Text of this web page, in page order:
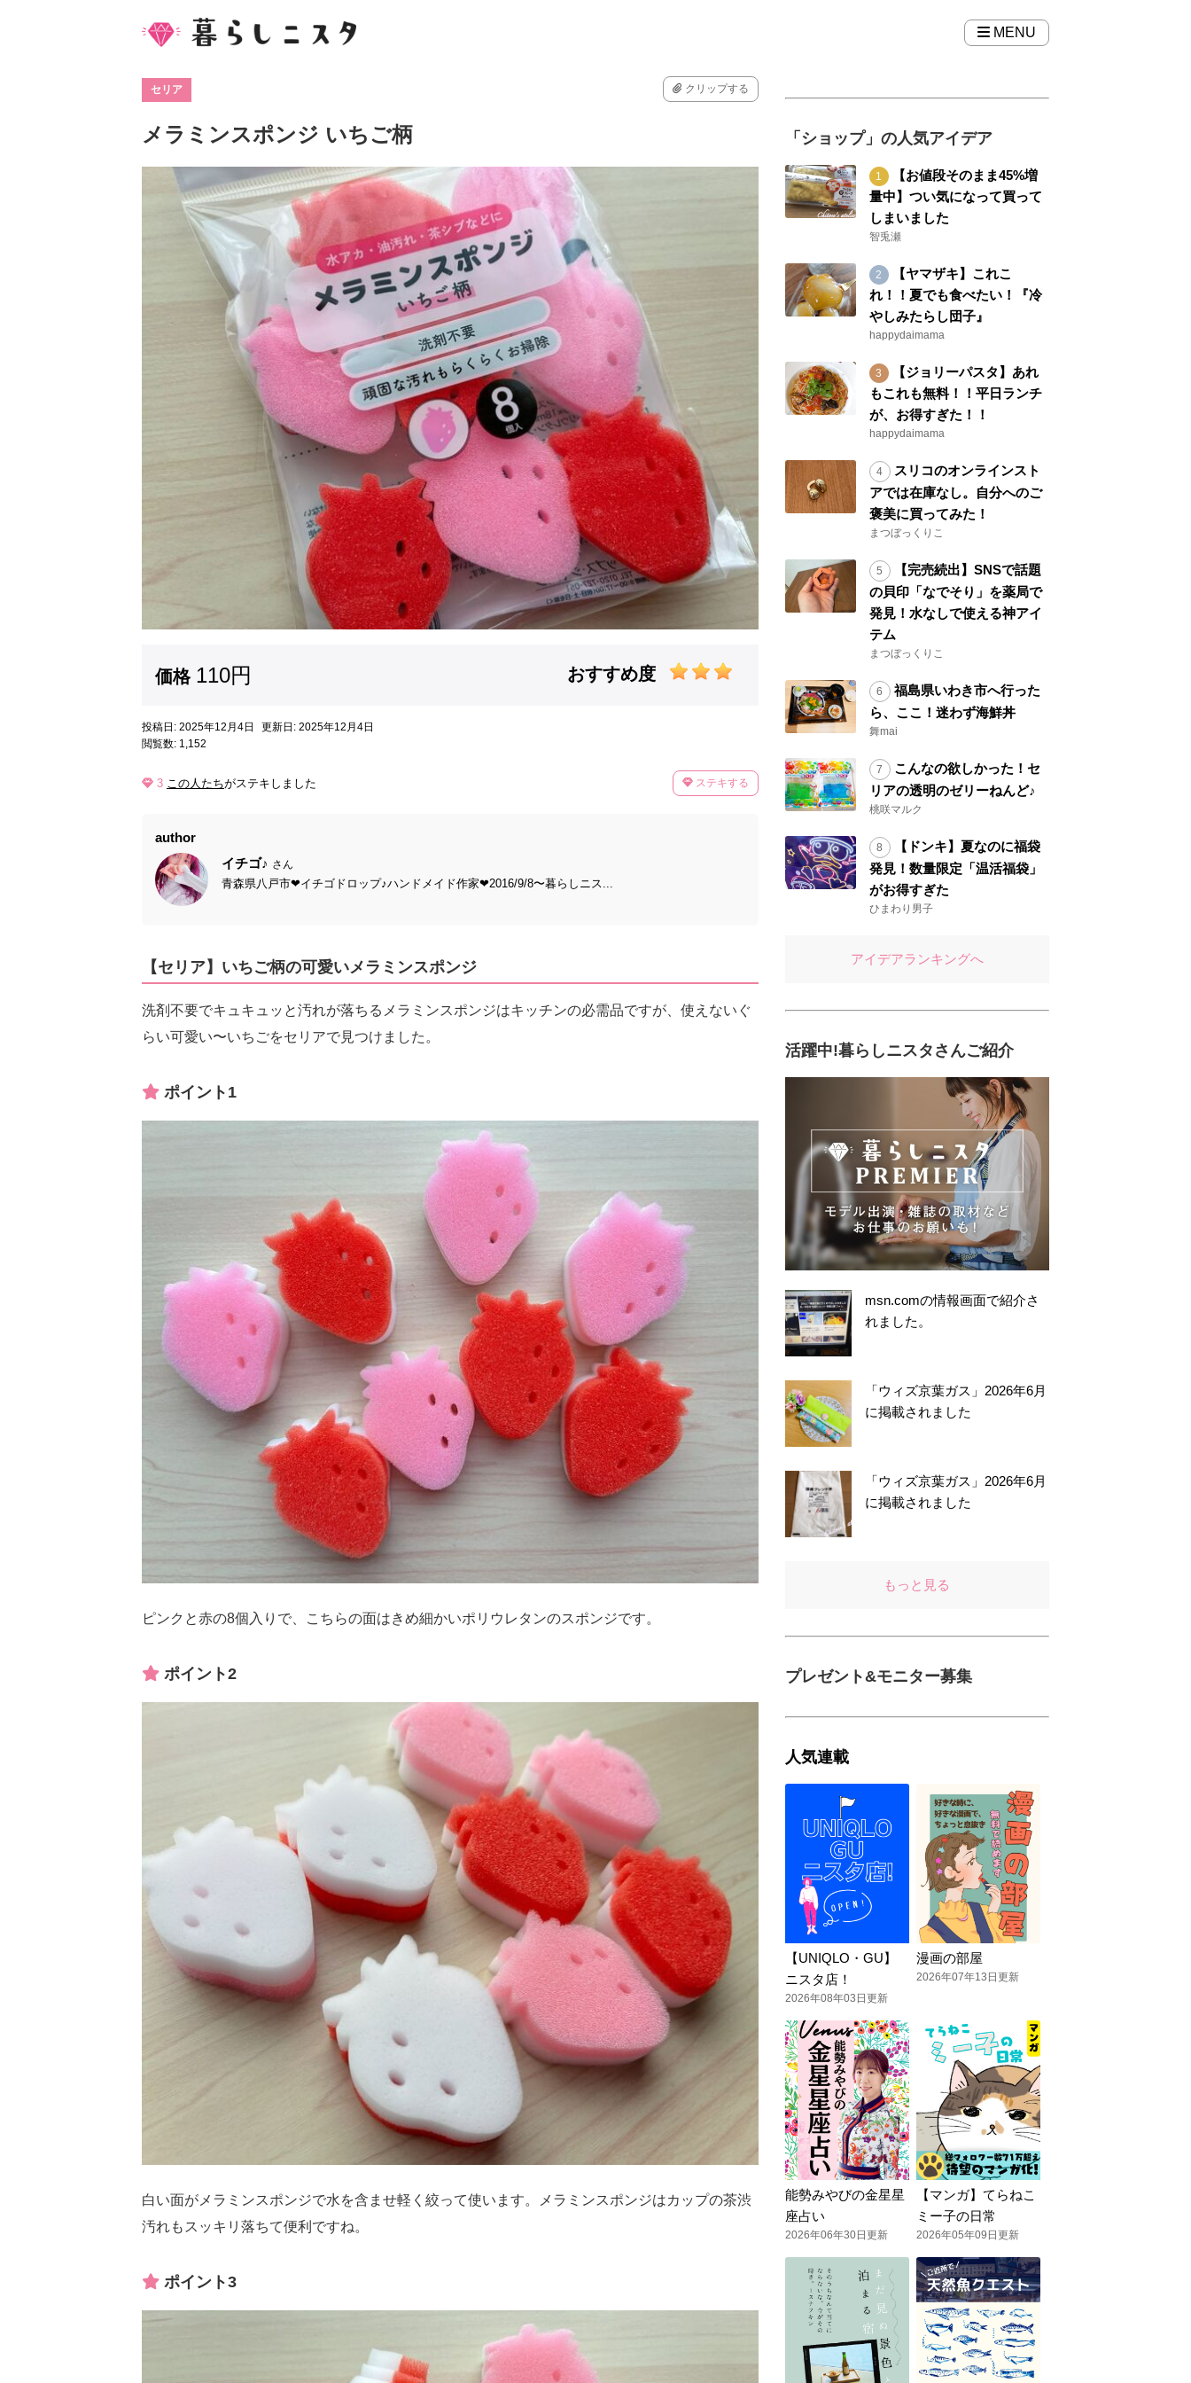
MENU
セリア クリップする
メラミンスポンジ いちご柄
価格 110円 おすすめ度
投稿日: 2025年12月4日
更新日: 2025年12月4日
閲覧数: 1,152
3 この人たちがステキしました ステキする
author
イチゴ♪ さん
青森県八戸市❤︎イチゴドロップ♪ハンドメイド作家❤︎2016/9/8〜暮らしニス...
【セリア】いちご柄の可愛いメラミンスポンジ
洗剤不要でキュキュッと汚れが落ちるメラミンスポンジはキッチンの必需品ですが、使えないぐ
らい可愛い〜いちごをセリアで見つけました。
ポイント1
ピンクと赤の8個入りで、こちらの面はきめ細かいポリウレタンのスポンジです。
ポイント2
白い面がメラミンスポンジで水を含ませ軽く絞って使います。メラミンスポンジはカップの茶渋
汚れもスッキリ落ちて便利ですね。
ポイント3
「ショップ」の人気アイデア
【お値段そのまま45%増
量中】つい気になって買って
しまいました
智兎瀬
【ヤマザキ】これこ
れ！！夏でも食べたい！『冷
やしみたらし団子』
happydaimama
【ジョリーパスタ】あれ
もこれも無料！！平日ランチ
が、お得すぎた！！
happydaimama
スリコのオンラインスト
アでは在庫なし。自分へのご
褒美に買ってみた！
まつぼっくりこ
【完売続出】SNSで話題
の貝印「なでそり」を薬局で
発見！水なしで使える神アイ
テム
まつぼっくりこ
福島県いわき市へ行った
ら、ここ！迷わず海鮮丼
舞mai
こんなの欲しかった！セ
リアの透明のゼリーねんど♪
桃咲マルク
【ドンキ】夏なのに福袋
発見！数量限定「温活福袋」
がお得すぎた
ひまわり男子
アイデアランキングへ
活躍中!暮らしニスタさんご紹介
msn.comの情報画面で紹介さ
れました。
「ウィズ京葉ガス」2026年6月
に掲載されました
「ウィズ京葉ガス」2026年6月
に掲載されました
もっと見る
プレゼント&モニター募集
人気連載
【UNIQLO・GU】
ニスタ店！
2026年08年03日更新
漫画の部屋
2026年07年13日更新
能勢みやびの金星星
座占い
2026年06年30日更新
【マンガ】てらねこ
ミー子の日常
2026年05年09日更新